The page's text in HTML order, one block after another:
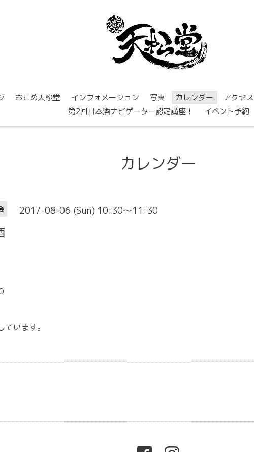
おこめ天松堂 インフォメーション 写真 カレンダー アクセス
第2回日本酒ナビゲーター認定講座！
イベント予約
カレンダー
2017-08-06 (Sun) 10:30～11:30
います。